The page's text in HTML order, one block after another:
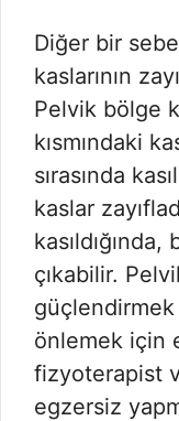
Diğer bir
kaslarının
Pelvik bölge
kısmındaki
sırasında
kaslar
kasıldığında,
çıkabilir.
güçlendirmek
önlemek için
fizyoterapist
egzersiz